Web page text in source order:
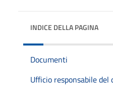
INDICE DELLA PAGINA
Documenti
Ufficio responsabile del